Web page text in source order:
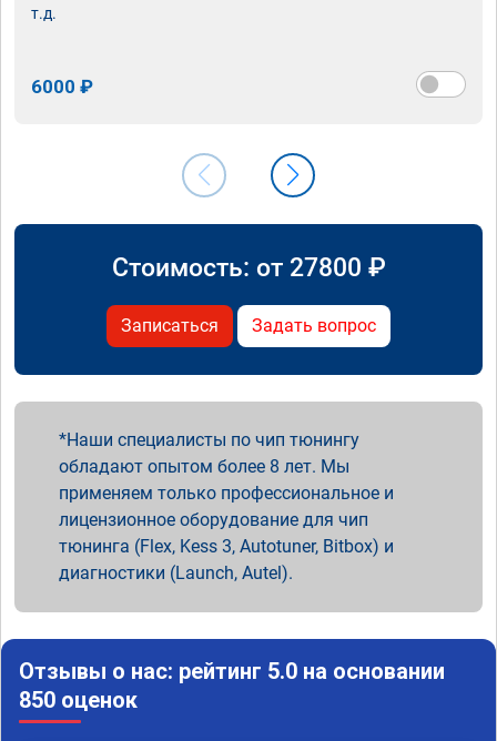
т.д.
6000 ₽
Стоимость: от 27800 ₽
Записаться Задать вопрос
Наши специалисты по чип тюнингу
обладают опытом более 8 лет. Мы
применяем только профессиональное и
лицензионное оборудование для чип
тюнинга (Flex, Kess 3, Autotuner, Bitbox) и
диагностики (Launch, Autel).
Отзывы о нас: рейтинг 5.0 на основании
850 оценок